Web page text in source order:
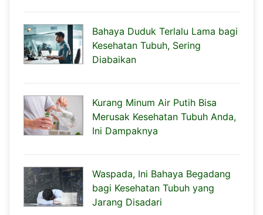
Bahaya Duduk Terlalu Lama bagi
Kesehatan Tubuh, Sering
Diabaikan
Kurang Minum Air Putih Bisa
Merusak Kesehatan Tubuh Anda,
Ini Dampaknya
Waspada, Ini Bahaya Begadang
bagi Kesehatan Tubuh yang
Jarang Disadari